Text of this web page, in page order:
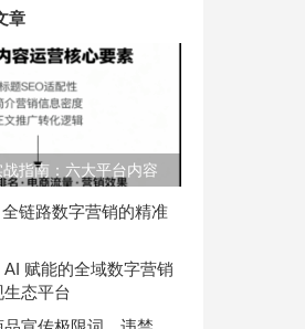
章
指南：六大平台内容
链路数字营销的精准
赋能的全域数字营销
态平台